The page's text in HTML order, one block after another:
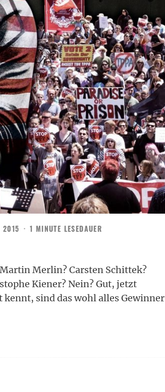
2015 · 1 MINUTE LESEDAUER
Merlin? Carsten Schittek?
Kiener? Nein? Gut, jetzt
sind das wohl alles Gewinner